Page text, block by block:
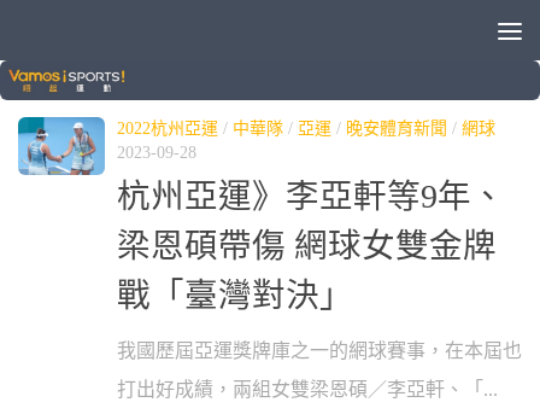
標籤：李亞軒
2022杭州亞運 / 中華隊 / 亞運 / 晚安體育新聞 / 網球
2023-09-28
杭州亞運》李亞軒等9年、
梁恩碩帶傷 網球女雙金牌
戰「臺灣對決」
我國歷屆亞運獎牌庫之一的網球賽事，在本屆也
打出好成績，兩組女雙梁恩碩／李亞軒、「...